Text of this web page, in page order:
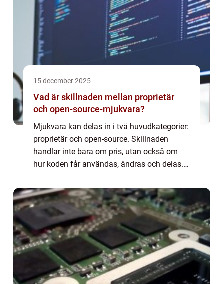
15 december 2025
Vad är skillnaden mellan proprietär
och open-source-mjukvara?
Mjukvara kan delas in i två huvudkategorier:
proprietär och open-source. Skillnaden
handlar inte bara om pris, utan också om
hur koden får användas, ändras och delas.